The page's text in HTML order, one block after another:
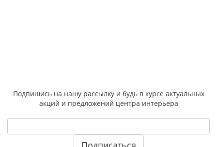
Подпишись на нашу рассылку и будь в курсе актуальных
акций и предложений центра интерьера